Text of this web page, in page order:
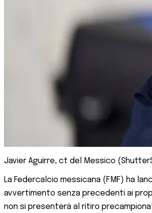
Javier Aguirre, ct del Messico
La Federcalcio messicana (FMF) ha
avvertimento senza precedenti ai
non si presenterà al ritiro